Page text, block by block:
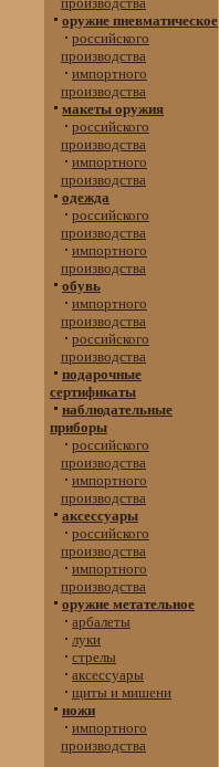
оружие пневматическое
российского
производства
импортного
производства
макеты оружия
российского
производства
импортного
производства
одежда
российского
производства
импортного
производства
обувь
импортного
производства
российского
производства
подарочные
сертификаты
наблюдательные
приборы
российского
производства
импортного
производства
аксессуары
российского
производства
импортного
производства
оружие метательное
арбалеты
луки
стрелы
аксессуары
щиты и мишени
ножи
импортного
производства